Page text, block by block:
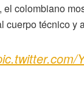
colombiano
cuerpo técnico y